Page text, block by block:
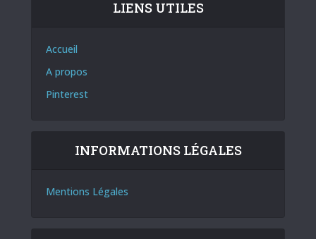
LIENS UTILES
Accueil
A propos
Pinterest
INFORMATIONS LÉGALES
Mentions Légales